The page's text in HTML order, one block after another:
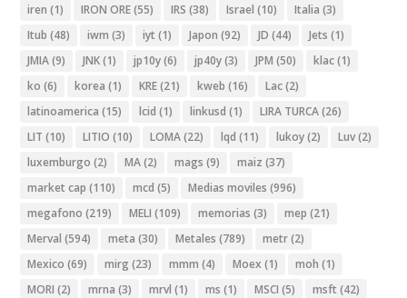
iren (1) IRON ORE(55) IRS (38) Israel (10) Italia (3)
Itub (48) iwm (3) iyt (1) Japon (92) JD (44) Jets (1)
JMIA(9) JNK(1) jp10y(6) jp40y(3) JPM (50) klac(1)
ko (6) korea (1) KRE(21) kweb (16) Lac(2)
latinoamerica (15) lcid (1) linkusd (1) LIRA TURCA(26)
LIT (10) LITIO (10) LOMA(22) lqd (11) lukoy(2) Luv(2)
luxemburgo (2) MA(2) mags (9) maiz (37)
market cap (110) mcd (5) Medias moviles (996)
megafono (219) MELI (109) memorias (3) mep (21)
Merval (594) meta (30) Metales (789) metr(2)
Mexico (69) mirg (23) mmm (4) Moex (1) moh (1)
MORI (2) mrna (3) mrvl (1) ms (1) MSCI (5) msft (42)